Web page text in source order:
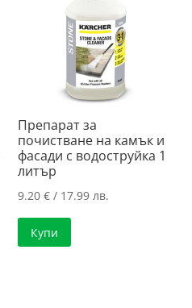
Препарат за
почистване на камък и
фасади с водоструйка 1
литър
9.20€ / 17.99 лв.
Купи